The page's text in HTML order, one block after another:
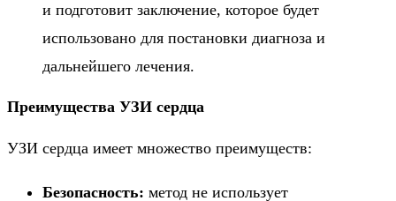
и подготовит заключение, которое будет
использовано для постановки диагноза и
дальнейшего лечения.
Преимущества УЗИ сердца
УЗИ сердца имеет множество преимуществ:
Безопасность: метод не использует